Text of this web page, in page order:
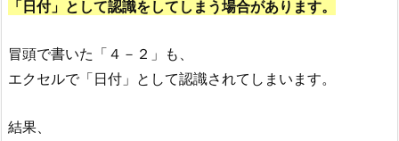
「日付」として認識をしてしまう場合があります。
冒頭で書いた「４－２」も、
エクセルで「日付」として認識されてしまいます。
結果、